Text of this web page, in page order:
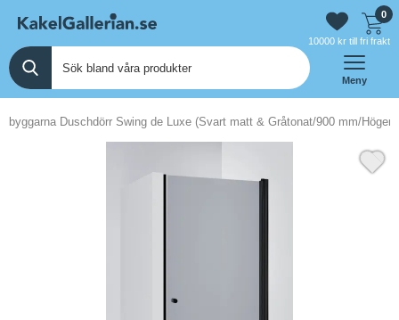
0
10000 kr till fri frakt
Meny
Duschdörr Swing de Luxe (Svart matt & Gråtonat/900 mm/